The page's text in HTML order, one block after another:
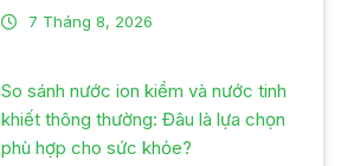
7 Tháng 8, 2026
So sánh nước ion kiềm và nước tinh
khiết thông thường: Đâu là lựa chọn
phù hợp cho sức khỏe?